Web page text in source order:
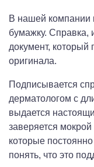
В нашей компании
бумажку. Справка,
документ, который
оригинала.
Подписывается
дерматологом с
выдается
заверяется
которые
понять, что это